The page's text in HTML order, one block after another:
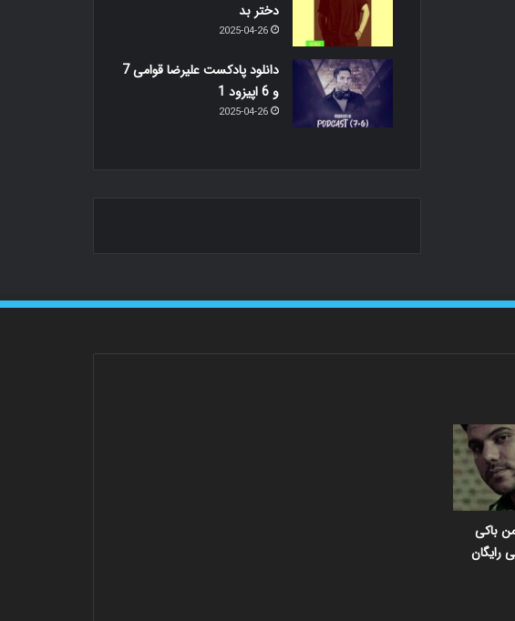
دختر بد
2025-04-26
دانلود پادکست علیرضا قوامی 7
و 6 اپیزود 1
2025-04-26
باکی
رایگان